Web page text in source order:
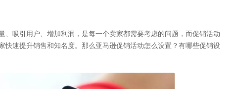
、吸引用户、增加利润，是每一个卖家都需要考虑的问题，而促销活动
快速提升销售和知名度。那么亚马逊促销活动怎么设置？有哪些促销设